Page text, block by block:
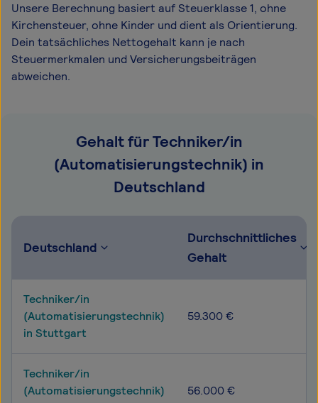
Unsere Berechnung basiert auf Steuerklasse 1, ohne
Kirchensteuer, ohne Kinder und dient als Orientierung.
Dein tatsächliches Nettogehalt kann je nach
Steuermerkmalen und Versicherungsbeiträgen
abweichen.
Gehalt für Techniker/in
(Automatisierungstechnik) in
Deutschland
Deutschland
Durchschnittliches
Gehalt
Techniker/in
(Automatisierungstechnik)
in Stuttgart
59.300 €
Techniker/in
(Automatisierungstechnik)
56.000 €